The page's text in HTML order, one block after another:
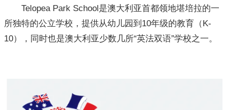
Telopea Park School是澳大利亚首都领地堪培拉的一
所独特的公立学校，提供从幼儿园到10年级的教育（K-
10），同时也是澳大利亚少数几所“英法双语”学校之一。